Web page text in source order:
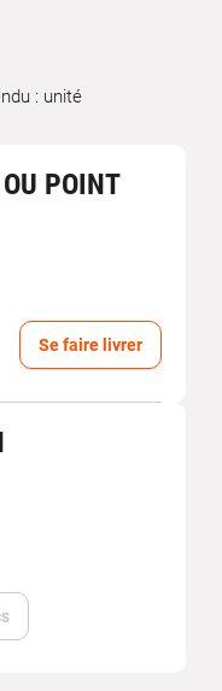
: unité
POINT
Se faire livrer